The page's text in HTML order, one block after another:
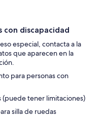
con discapacidad
especial, contacta a la
que aparecen en la
para personas con
(puede tener limitaciones)
silla de ruedas